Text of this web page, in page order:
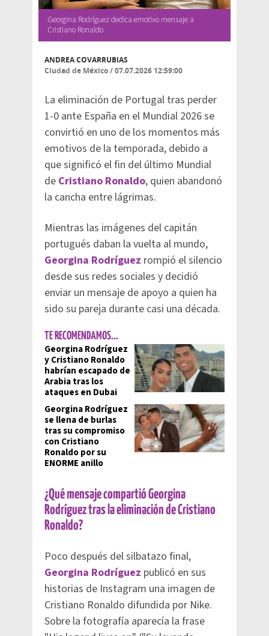
Georgina Rodríguez dedica emotivo mensaje a
Cristiano Ronaldo
ANDREA COVARRUBIAS
Ciudad de México/07.07.2026 12:59:00
La eliminación de Portugal tras perder
1-0 ante España en el Mundial 2026 se
convirtió en uno de los momentos más
emotivos de la temporada, debido a
que significó el fin del último Mundial
de Cristiano Ronaldo, quien abandonó
la cancha entre lágrimas.
Mientras las imágenes del capitán
portugués daban la vuelta al mundo,
Georgina Rodríguez rompió el silencio
desde sus redes sociales y decidió
enviar un mensaje de apoyo a quien ha
sido su pareja durante casi una década.
TE RECOMENDAMOS...
Georgina Rodríguez
y Cristiano Ronaldo
habrían escapado de
Arabia tras los
ataques en Dubai
Georgina Rodríguez
se llena de burlas
tras su compromiso
con Cristiano
Ronaldo por su
ENORME anillo
¿Qué mensaje compartió Georgina
Rodríguez tras la eliminación de Cristiano
Ronaldo?
Poco después del silbatazo final,
Georgina Rodríguez publicó en sus
historias de Instagram una imagen de
Cristiano Ronaldo difundida por Nike.
Sobre la fotografía aparecía la frase